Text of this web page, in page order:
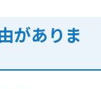
がありま